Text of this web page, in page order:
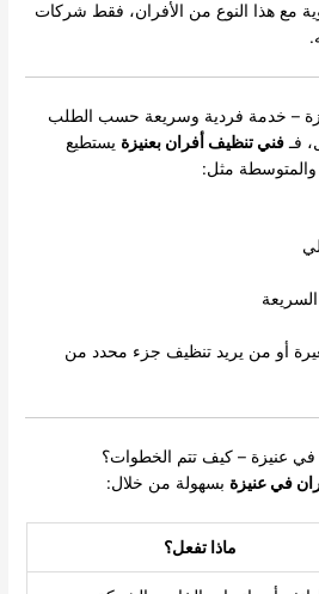
مع هذا النوع من الأفران، فقط شركات
– خدمة فردية وسريعة حسب الطلب
فـفني تنظيف أفران بعنيزة يستطيع
والمتوسطة مثل:
أو من يريد تنظيف جزء محدد من
عنيزة – كيف تتم الخطوات؟
في عنيزة بسهولة من خلال:
ماذا تفعل؟